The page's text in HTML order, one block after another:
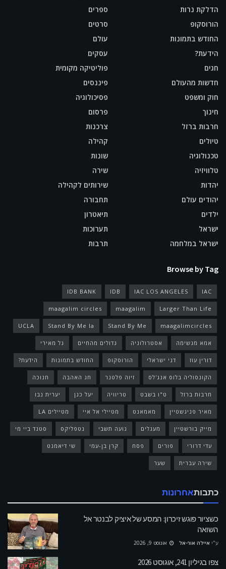
הדלקת נרות
הורוסקופ
החודש בתמונות
הידעת?
חגים
חדשות מהעולם
חוק ומשפט
חינוך
חרבות ברזל
טיולים
טכנולוגיה
טלוויזיה
יהדות
יהודים עולם
ילדים
ישראל
ישראל במלחמה
ספרים
סרטים
עולם
עסקים
פוליטיקה מקומית
פיננסים
פסיכולוגיה
פרסום
צרכנות
קהילה
שונות
שירה
שירותים לקהילה
תחבורה
תיאטרון
תערוכות
תרבות
Browse by Tag
IAC
IAC LOS ANGELES
IDB
IDB BANK
Larger Than Life
maagalim
maagalim circles
maagalimcircles
Stand By Me
Stand By Me la
UCLA
אמא מגשימה אסטרולוגיה גדולים מהחיים גל מאירי
דורין עוז דני ישראלי הורוסקופ החודש בתמונות הידעת?
הקונסוליה בלוס אנג'לס זיוה פלטנר חג האהבה חנוכה
חרבות ברזל ט"ו בשבט טריוויה יעל כגן יערית נבו
מאיר פניגשטיין מאמאנט מטיילי אל איי מטיילים LA
מייק בורשטיין מעגלים נועה תשבי נטפליקס סטנד ביי מי
עדי דרורי פורים פסח קרן בן-עמי שי דיאמנט
שירה עברית שער
כתבותאחרונות
כשציור פוגש זיכרון: המסע של איציק לבנטר אל
השואה
ע"י איילה אור-אל אוגוסט 9, 2026
צפו בגיליון 241, אוגוסט 2026